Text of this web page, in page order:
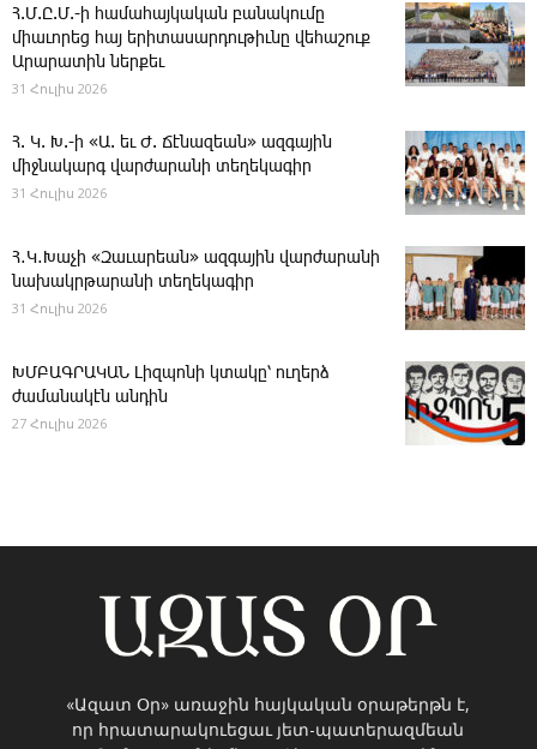
Հ.Մ.Ը.Մ.-ի համահայկական բանակումը
միաւորեց հայ երիտասարդութիւնը վեհաշուք
Արարատին ներքեւ
31 Հուլիս 2026
Հ. Կ. Խ.-ի «Ա. եւ Ժ. ­Ճէնազեան» ազգային
միջնակարգ վարժարանի տեղեկագիր
31 Հուլիս 2026
Հ․Կ․Խաչի «Զաւարեան» ազգային վարժարանի
նախակրթարանի տեղեկագիր
31 Հուլիս 2026
ԽՄԲԱԳՐԱԿԱՆ ­Լիզպոնի կտակը՝ ուղերձ
ժամանակէն անդին
27 Հուլիս 2026
«Ազատ Օր» առաջին հայկական օրաթերթն է,
որ հրատարակուեցաւ յետ-պատերազմեան